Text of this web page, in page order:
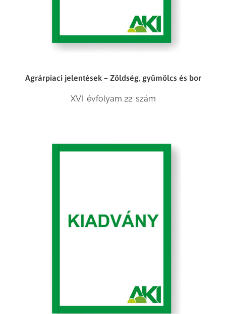
Agrárpiaci jelentések – Zöldség, gyümölcs és bor
XVI. évfolyam 22. szám